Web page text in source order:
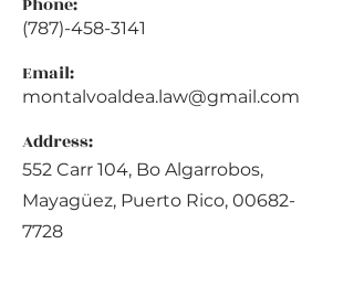
(787)-458-3141
Email:
montalvoaldea.law@gmail.com
Address:
552 Carr 104, Bo Algarrobos,
Mayagüez, Puerto Rico, 00682-
7728